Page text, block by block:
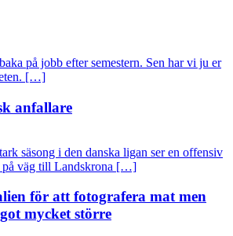
på jobb efter semestern. Sen har vi ju er
[…]
anfallare
säsong i den danska ligan ser en offensiv
på väg till Landskrona […]
för att fotografera mat men
mycket större